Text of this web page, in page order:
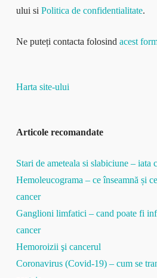
ului si Politica de confidentialitate.
Ne puteți contacta folosind acest
Harta site-ului
Articole recomandate
Stari de ameteala si slabiciune – iata
Hemoleucograma – ce înseamnă și
cancer
Ganglioni limfatici – cand poate fi
cancer
Hemoroizii şi cancerul
Coronavirus (Covid-19) – cum se